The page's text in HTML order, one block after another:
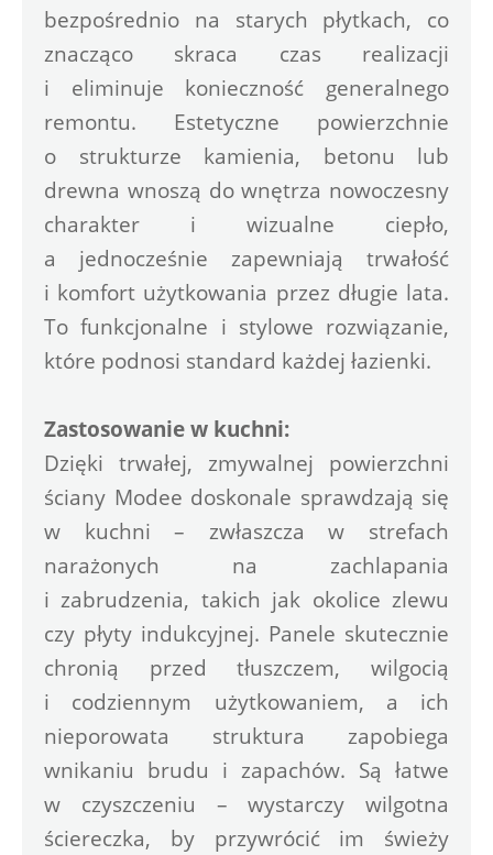
bezpośrednio na starych płytkach, co
znacząco skraca czas realizacji
i eliminuje konieczność generalnego
remontu. Estetyczne powierzchnie
o strukturze kamienia, betonu lub
drewna wnoszą do wnętrza nowoczesny
charakter i wizualne ciepło,
a jednocześnie zapewniają trwałość
i komfort użytkowania przez długie lata.
To funkcjonalne i stylowe rozwiązanie,
które podnosi standard każdej łazienki.
Zastosowanie w kuchni:
Dzięki trwałej, zmywalnej powierzchni
ściany Modee doskonale sprawdzają się
w kuchni – zwłaszcza w strefach
narażonych na zachlapania
i zabrudzenia, takich jak okolice zlewu
czy płyty indukcyjnej. Panele skutecznie
chronią przed tłuszczem, wilgocią
i codziennym użytkowaniem, a ich
nieporowata struktura zapobiega
wnikaniu brudu i zapachów. Są łatwe
w czyszczeniu – wystarczy wilgotna
ściereczka, by przywrócić im świeży